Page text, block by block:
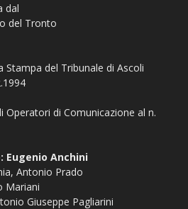
dal
del Tronto
Stampa del Tribunale di Ascoli
Operatori di Comunicazione al n.
Eugenio Anchini
Antonio Prado
Mariani
Giuseppe Pagliarini